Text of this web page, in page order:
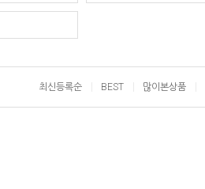
최신등록순 BEST 많이본상품